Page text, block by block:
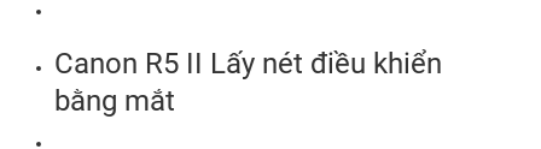
Canon R5 II Lấy nét điều khiển
bằng mắt